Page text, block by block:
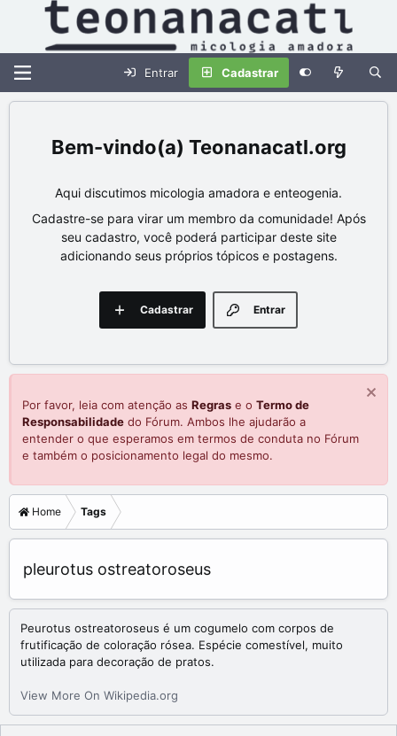
Entrar Cadastrar
Teonanacatl.org
Aqui discutimos micologia amadora e enteogenia.
Cadastre-se para virar um membro da comunidade! Após
seu cadastro, você poderá participar deste site
adicionando seus próprios tópicos e postagens.
Entrar
Cadastrar
Por favor, leia com atenção as Regras e o Termo de
Responsabilidade do Fórum. Ambos lhe ajudarão a
entender o que esperamos em termos de conduta no Fórum
e também o posicionamento legal do mesmo.
Home Tags
pleurotus ostreatoroseus
Peurotus ostreatoroseus é um cogumelo com corpos de
frutificação de coloração rósea. Espécie comestível, muito
utilizada para decoração de pratos.
View More On Wikipedia.org